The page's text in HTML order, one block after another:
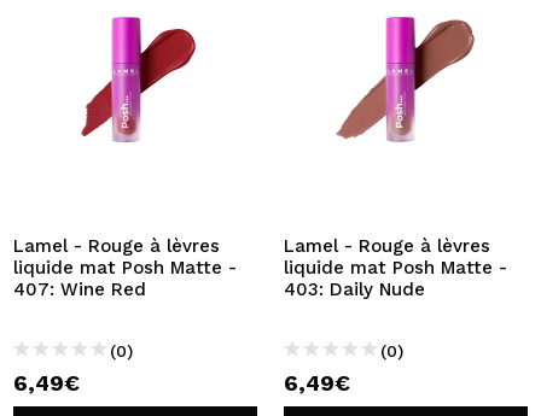
Lamel - Rouge à lèvres
liquide mat Posh Matte -
407: Wine Red
(0)
6,49€
Lamel - Rouge à lèvres
liquide mat Posh Matte -
403: Daily Nude
(0)
6,49€